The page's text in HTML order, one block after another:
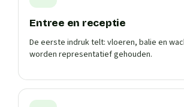
Entree en receptie
De eerste indruk telt: vloeren, balie en
worden representatief gehouden.